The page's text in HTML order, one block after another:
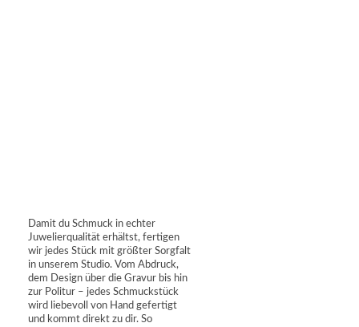
Damit du Schmuck in echter
Juwelierqualität erhältst, fertigen
wir jedes Stück mit größter Sorgfalt
in unserem Studio. Vom Abdruck,
dem Design über die Gravur bis hin
zur Politur – jedes Schmuckstück
wird liebevoll von Hand gefertigt
und kommt direkt zu dir. So